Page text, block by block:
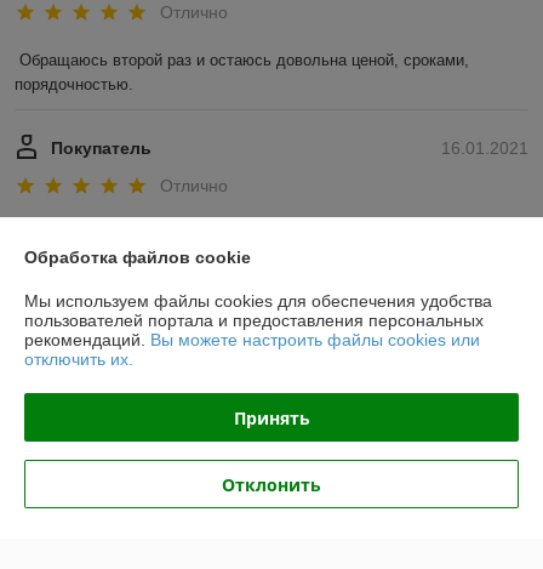
Отлично
Обращаюсь второй раз и остаюсь довольна ценой, сроками,
порядочностью.
16.01.2021
Покупатель
Отлично
О нас
Контакты
Обработка файлов cookie
Мы используем файлы cookies для обеспечения удобства
пользователей портала и предоставления персональных
рекомендаций. Вы можете настроить файлы cookies или
отключить их.
Принять
Отклонить